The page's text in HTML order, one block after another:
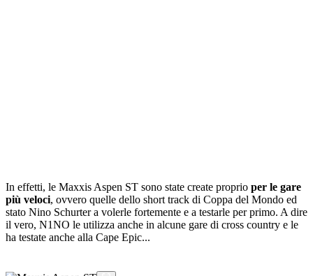
In effetti, le Maxxis Aspen ST sono state create proprio per le gare
più veloci, ovvero quelle dello short track di Coppa del Mondo ed
stato Nino Schurter a volerle fortemente e a testarle per primo. A dire
il vero, N1NO le utilizza anche in alcune gare di cross country e le
ha testate anche alla Cape Epic...